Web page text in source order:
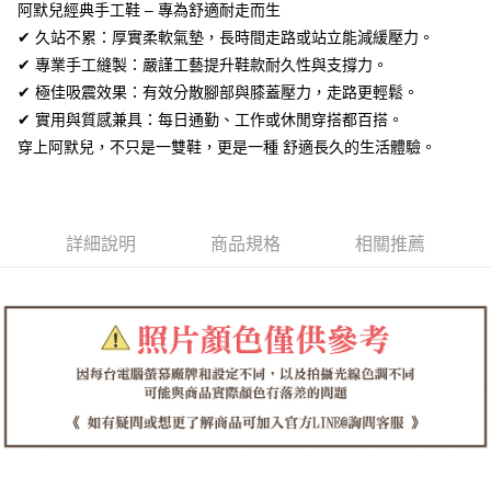
AFTEE先享後付
相關說明
【關於「AFTEE先享後付」】
AFTEE先享後付是「在收到商品之後才付款」的支付方式。 讓您購物簡單
便利好安心！
１．簡單：不需註冊會員、不需綁卡、不需儲值。
２．便利：只要手機號碼，簡訊認證，即可結帳。
結帳頁面，進行簡訊認證並確認金額後，即可完成結帳。
ATM／網路銀行／等多元方式進行付款，方視為交易完成。
※ 請注意：結帳手續完成當下不需立刻繳費，但若您需要取消訂單，請聯絡
購買商品的店家。未經商家同意取消之訂單仍視為有效，需透過AFTEE先享
後付繳納相關費用。
※ 交易是否成功請以「AFTEE先享後付 」之結帳頁面顯示為準，若有關於
客戶支援中心」https://netprotections.freshdesk.com/support/home
ATM付款
運送方式
付款後全家取貨
每筆NT$60，滿NT$1,380(含以上)免運費
每筆NT$60，滿NT$1,380(含以上)免運費
阿默兒經典手工鞋 – 專為舒適耐走而生
✔ 久站不累：厚實柔軟氣墊，長時間走路或站立能減緩壓力。
✔ 專業手工縫製：嚴謹工藝提升鞋款耐久性與支撐力。
✔ 極佳吸震效果：有效分散腳部與膝蓋壓力，走路更輕鬆。
✔ 實用與質感兼具：每日通勤、工作或休閒穿搭都百搭。
穿上阿默兒，不只是一雙鞋，更是一種 舒適長久的生活體驗。
詳細說明 商品規格 相關推薦